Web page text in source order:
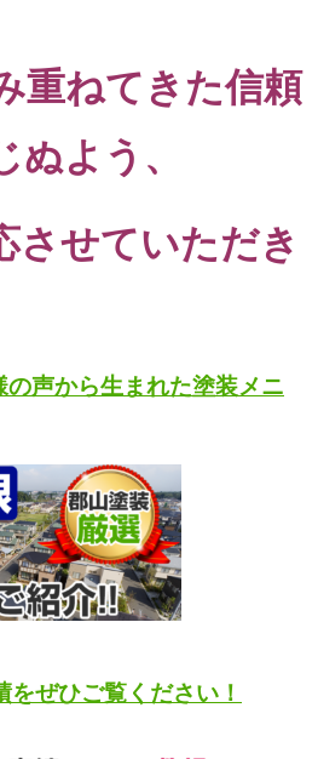
重ねてきた信頼
ぬよう、
させていただき
声から生まれた塗装メニ
ぜひご覧ください！